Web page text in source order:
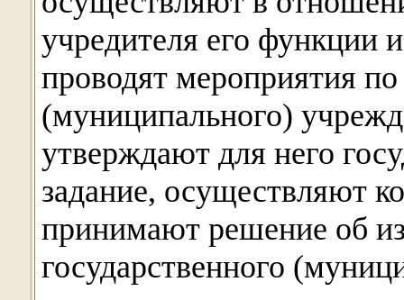
учредителя его функции
проводят мероприятия
(муниципального)
утверждают для него
задание, осуществляют
принимают решение об
государственного